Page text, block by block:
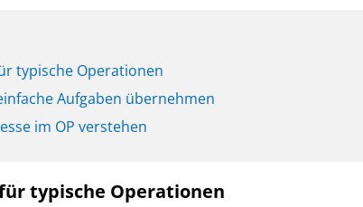
typische Operationen
Aufgaben übernehmen
im OP verstehen
typische Operationen